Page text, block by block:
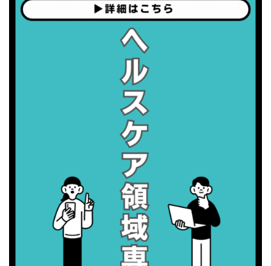
・健康増進普及月間
・職場の健康診断実施強化月間
2026/09/07(月)
・がん征圧月間
・世界アルツハイマー月間
・健康増進普及月間